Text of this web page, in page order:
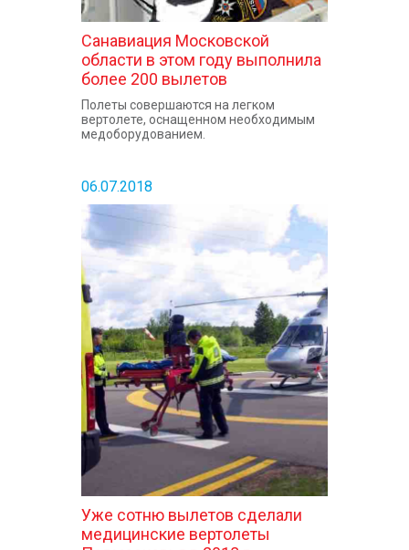
Санавиация Московской
области в этом году выполнила
более 200 вылетов
Полеты совершаются на легком
вертолете, оснащенном необходимым
медоборудованием.
06.07.2018
Уже сотню вылетов сделали
медицинские вертолеты